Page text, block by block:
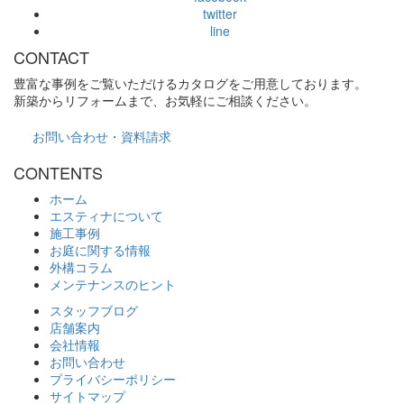
twitter
line
CONTACT
豊富な事例をご覧いただけるカタログをご用意しております。
新築からリフォームまで、お気軽にご相談ください。
お問い合わせ・資料請求
CONTENTS
ホーム
エスティナについて
施工事例
お庭に関する情報
外構コラム
メンテナンスのヒント
スタッフブログ
店舗案内
会社情報
お問い合わせ
プライバシーポリシー
サイトマップ